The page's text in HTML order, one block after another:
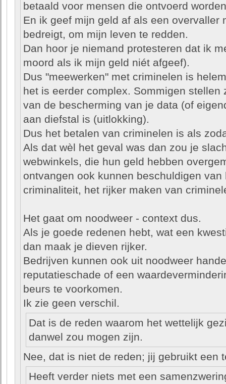
betaald voor mensen die ontvoerd
En ik geef mijn geld af als een overvaller
bedreigt, om mijn leven te redden.
Dan hoor je niemand protesteren dat ik
moord als ik mijn geld niét afgeef).
Dus "meewerken" met criminelen is
het is eerder complex. Sommigen stellen
van de bescherming van je data (of
aan diefstal is (uitlokking).
Dus het betalen van criminelen is als
Als dat wèl het geval was dan zou je
webwinkels, die hun geld hebben
ontvangen ook kunnen beschuldigen van
criminaliteit, het rijker maken van
Het gaat om noodweer - context dus.
Als je goede redenen hebt, wat een
dan maak je dieven rijker.
Bedrijven kunnen ook uit noodweer
reputatieschade of een
beurs te voorkomen.
Ik zie geen verschil.
Dat is de reden waarom het wettelijk
danwel zou mogen zijn.
Nee, dat is niet de reden; jij gebruikt een
Heeft verder niets met een